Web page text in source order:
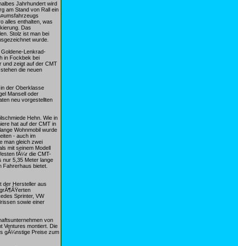
Jahrhundert wird
am Stand von Rall ein
alles enthalten, was
Das
Stolz ist man bei
wurde.
Lenkrad-
in Fockbek bei
und zeigt auf der CMT
die neuen
der Oberklasse
Mansell oder
neu vorgestellten
Hehn. Wie in
hat auf der CMT in
Wohnmobil wurde
- auch im
man gleich zwei
mit seinem Modell
fÃ¼r die CMT-
nur 5,35 Meter lange
Fahrerhaus bietet.
der Hersteller aus
Sprinter, VW
sowie einer
von
Ventures montiert. Die
gÃ¼nstige Preise zum